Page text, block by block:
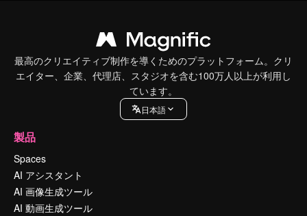
最高のクリエイティブ制作を導くためのプラットフォーム。クリ
エイター、企業、代理店、スタジオを含む100万人以上が利用し
ています。
日本語
製品
Spaces
AI アシスタント
AI 画像生成ツール
AI 動画生成ツール